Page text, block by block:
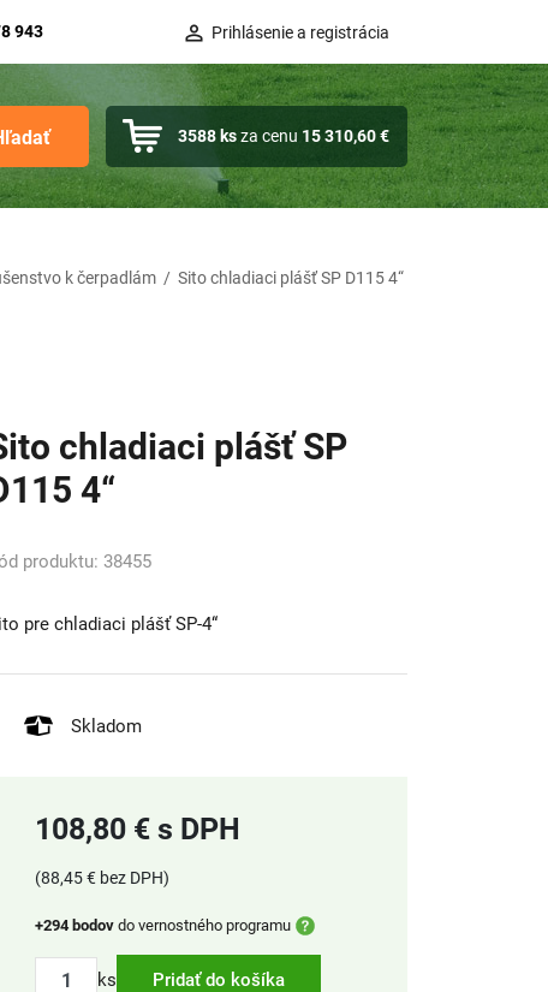
943 Prihlásenie a registrácia
3588ksza cenu 15 310,60 €
k čerpadlám / Sito chladiaci plášť SP D115 4“
chladiaci plášť SP
4“
produktu: 38455
pre chladiaci plášť SP-4“
Skladom
108,80 € s DPH
(88,45 € bez DPH)
+294 bodov do vernostného programu
ks Pridať do košíka